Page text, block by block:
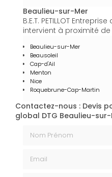
Beaulieu-sur-Mer
B.E.T. PETILLOT
intervient à proximité de
Beaulieu-sur-Mer
Beausoleil
Cap-d'Ail
Menton
Nice
Roquebrune-Cap-Martin
Contactez-nous : Devis
global DTG Beaulieu-sur-